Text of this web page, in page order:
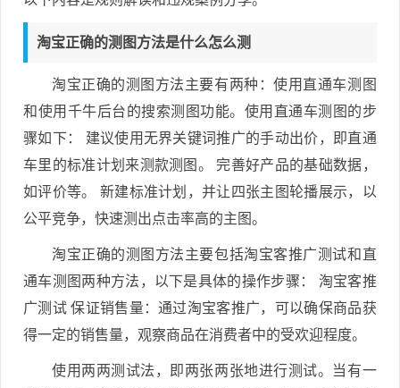
淘宝正确的测图方法是什么怎么测
淘宝正确的测图方法主要有两种：使用直通车测图
和使用千牛后台的搜索测图功能。使用直通车测图的步
骤如下： 建议使用无界关键词推广的手动出价，即直通
车里的标准计划来测款测图。 完善好产品的基础数据，
如评价等。 新建标准计划，并让四张主图轮播展示，以
公平竞争，快速测出点击率高的主图。
淘宝正确的测图方法主要包括淘宝客推广测试和直
通车测图两种方法，以下是具体的操作步骤： 淘宝客推
广测试 保证销售量：通过淘宝客推广，可以确保商品获
得一定的销售量，观察商品在消费者中的受欢迎程度。
使用两两测试法，即两张两张地进行测试。当有一